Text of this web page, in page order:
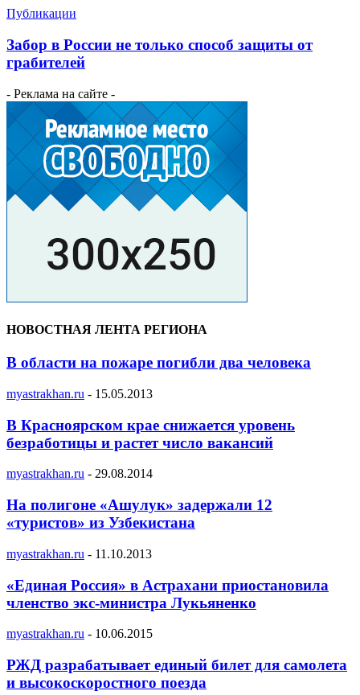
Публикации
Забор в России не только способ защиты от
грабителей
- Реклама на сайте -
НОВОСТНАЯ ЛЕНТА РЕГИОНА
В области на пожаре погибли два человека
myastrakhan.ru - 15.05.2013
В Красноярском крае снижается уровень
безработицы и растет число вакансий
myastrakhan.ru - 29.08.2014
На полигоне «Ашулук» задержали 12
«туристов» из Узбекистана
myastrakhan.ru - 11.10.2013
«Единая Россия» в Астрахани приостановила
членство экс-министра Лукьяненко
myastrakhan.ru - 10.06.2015
РЖД разрабатывает единый билет для самолета
и высокоскоростного поезда